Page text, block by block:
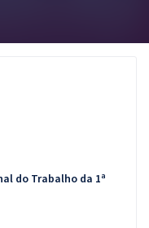
do Trabalho da 1ª